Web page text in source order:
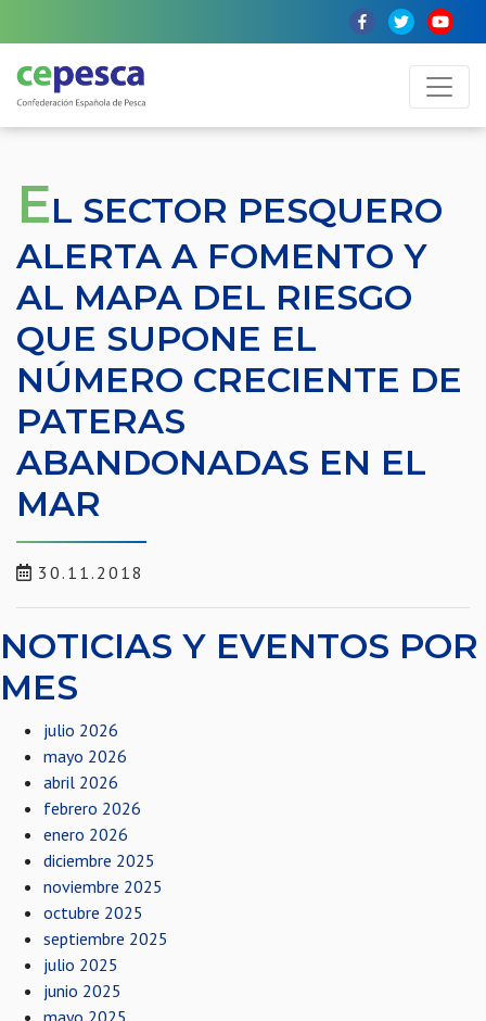
EL SECTOR PESQUERO
ALERTA A FOMENTO Y
AL MAPA DEL RIESGO
QUE SUPONE EL
NÚMERO CRECIENTE DE
PATERAS
ABANDONADAS EN EL
MAR
30.11.2018
NOTICIAS Y EVENTOS POR
MES
julio 2026
mayo 2026
abril 2026
febrero 2026
enero 2026
diciembre 2025
noviembre 2025
octubre 2025
septiembre 2025
julio 2025
junio 2025
mayo 2025